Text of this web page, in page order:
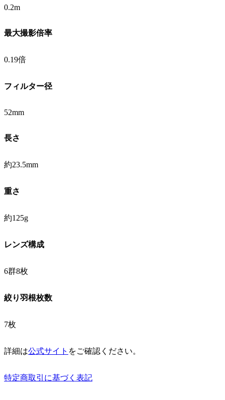
0.2m
最大撮影倍率
0.19倍
フィルター径
52mm
長さ
約23.5mm
重さ
約125g
レンズ構成
6群8枚
絞り羽根枚数
7枚
詳細は公式サイト をご確認ください。
特定商取引に基づく表記